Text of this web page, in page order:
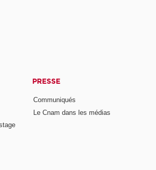
PRESSE
Communiqués
Le Cnam dans les médias